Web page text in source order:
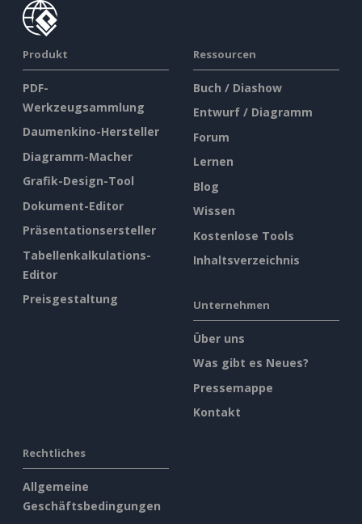
Produkt
PDF-
Werkzeugsammlung
Daumenkino-Hersteller
Diagramm-Macher
Grafik-Design-Tool
Dokument-Editor
Präsentationsersteller
Tabellenkalkulations-
Editor
Preisgestaltung
Ressourcen
Buch / Diashow
Entwurf / Diagramm
Forum
Lernen
Blog
Wissen
Kostenlose Tools
Inhaltsverzeichnis
Unternehmen
Über uns
Was gibt es Neues?
Pressemappe
Kontakt
Rechtliches
Allgemeine
Geschäftsbedingungen